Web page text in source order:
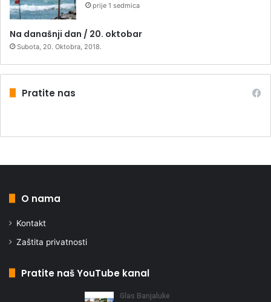
prije 1 sedmica
Na današnji dan / 20. oktobar
Subota, 20. Oktobra, 2018.
Pratite nas
O nama
Kontakt
Zaštita privatnosti
Pratite naš YouTube kanal